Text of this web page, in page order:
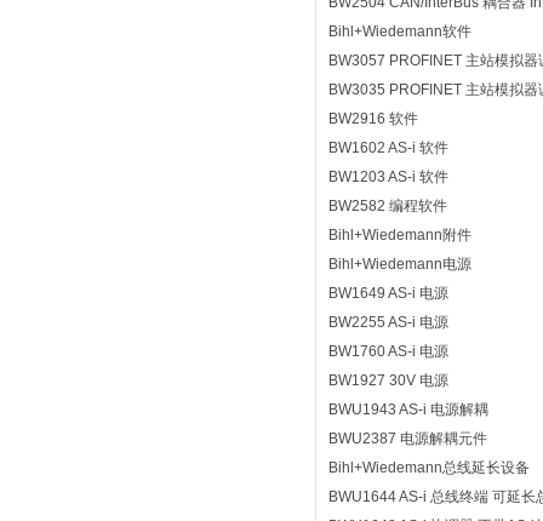
Bihl+Wiedemann软件
BW3057 PROFINET 主站模拟器
BW3035 PROFINET 主站模拟器
BW2916 软件
BW1602 AS-i 软件
BW1203 AS-i 软件
BW2582 编程软件
Bihl+Wiedemann附件
Bihl+Wiedemann电源
BW1649 AS-i 电源
BW2255 AS-i 电源
BW1760 AS-i 电源
BW1927 30V 电源
BWU1943 AS-i 电源解耦
BWU2387 电源解耦元件
Bihl+Wiedemann总线延长设备
BWU1644 AS-i 总线终端 可延长